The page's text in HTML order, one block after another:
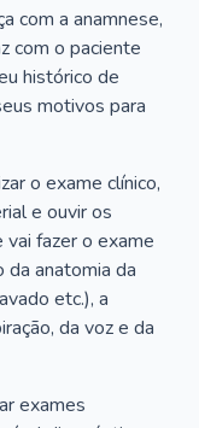
com a anamnese,
com o paciente
histórico de
motivos para
o exame clínico,
e ouvir os
fazer o exame
da anatomia da
etc.), a
da voz e da
exames